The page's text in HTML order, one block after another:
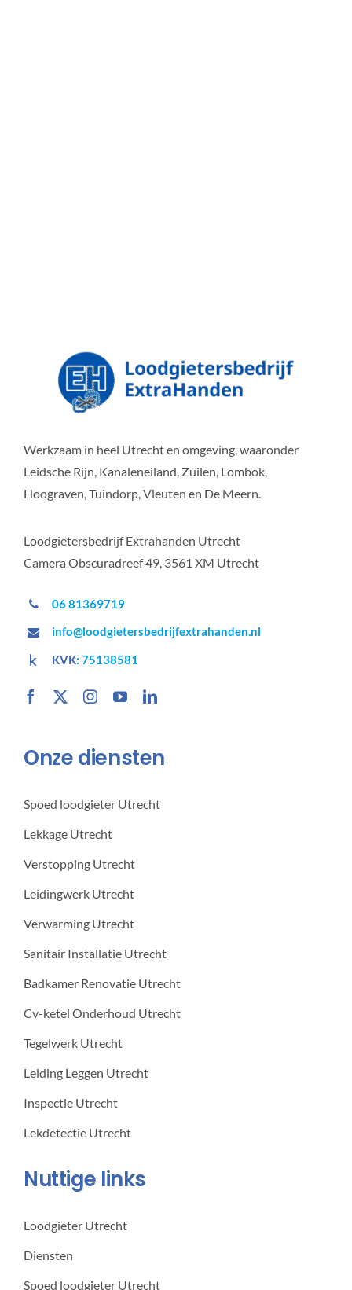
Werkzaam in heel Utrecht en omgeving, waaronder
Leidsche Rijn, Kanaleneiland, Zuilen, Lombok,
Hoograven, Tuindorp, Vleuten en De Meern.
Loodgietersbedrijf Extrahanden Utrecht
Camera Obscuradreef 49, 3561 XM Utrecht
06 81369719
info@loodgietersbedrijfextrahanden.nl
KVK: 75138581
Onze diensten
Spoed loodgieter Utrecht
Lekkage Utrecht
Verstopping Utrecht
Leidingwerk Utrecht
Verwarming Utrecht
Sanitair Installatie Utrecht
Badkamer Renovatie Utrecht
Cv-ketel Onderhoud Utrecht
Tegelwerk Utrecht
Leiding Leggen Utrecht
Inspectie Utrecht
Lekdetectie Utrecht
Nuttige links
Loodgieter Utrecht
Diensten
Spoed loodgieter Utrecht